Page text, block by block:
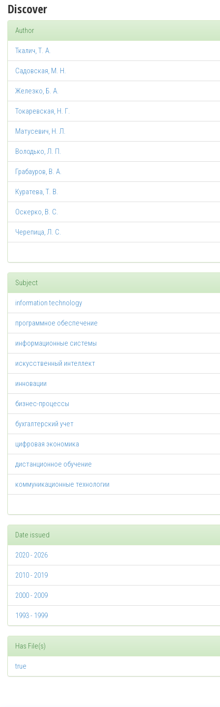
Discover
Author
Ткалич, Т. А.
Садовская, М. Н.
Железко, Б. А.
Токаревская, Н. Г.
Матусевич, Н. Л.
Володько, Л. П.
Грабауров, В. А.
Куратева, Т. В.
Оскерко, В. С.
Черепица, Л. С.
Subject
information technology
программное обеспечение
информационные системы
искусственный интеллект
инновации
бизнес-процессы
бухгалтерский учет
цифровая экономика
дистанционное обучение
коммуникационные технологии
Date issued
2020 - 2026
2010 - 2019
2000 - 2009
1993 - 1999
Has File(s)
true